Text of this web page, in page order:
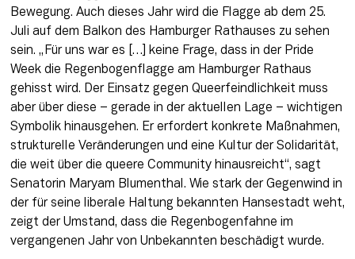
Bewegung. Auch dieses Jahr wird die Flagge ab dem 25.
Juli auf dem Balkon des Hamburger Rathauses zu sehen
sein. „Für uns war es […] keine Frage, dass in der Pride
Week die Regenbogenflagge am Hamburger Rathaus
gehisst wird. Der Einsatz gegen Queerfeindlichkeit muss
aber über diese – gerade in der aktuellen Lage – wichtigen
Symbolik hinausgehen. Er erfordert konkrete Maßnahmen,
strukturelle Veränderungen und eine Kultur der Solidarität,
die weit über die queere Community hinausreicht“, sagt
Senatorin Maryam Blumenthal. Wie stark der Gegenwind in
der für seine liberale Haltung bekannten Hansestadt weht,
zeigt der Umstand, dass die Regenbogenfahne im
vergangenen Jahr von Unbekannten beschädigt wurde.